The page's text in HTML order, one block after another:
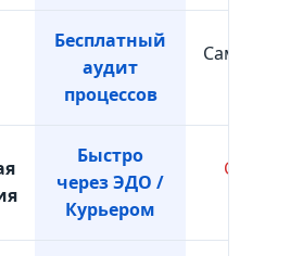
Бесплатный
аудит
процессов
Быстро
через ЭДО /
Курьером